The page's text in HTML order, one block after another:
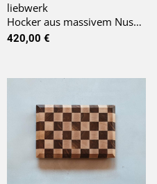
liebwerk
Hocker aus massivem Nussbaum
420,00 €